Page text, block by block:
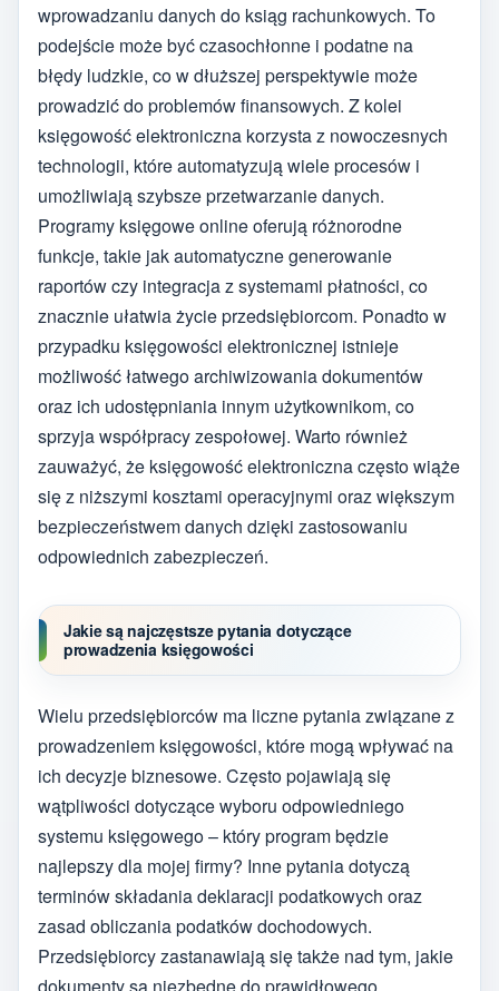
wprowadzaniu danych do ksiąg rachunkowych. To
podejście może być czasochłonne i podatne na
błędy ludzkie, co w dłuższej perspektywie może
prowadzić do problemów finansowych. Z kolei
księgowość elektroniczna korzysta z nowoczesnych
technologii, które automatyzują wiele procesów i
umożliwiają szybsze przetwarzanie danych.
Programy księgowe online oferują różnorodne
funkcje, takie jak automatyczne generowanie
raportów czy integracja z systemami płatności, co
znacznie ułatwia życie przedsiębiorcom. Ponadto w
przypadku księgowości elektronicznej istnieje
możliwość łatwego archiwizowania dokumentów
oraz ich udostępniania innym użytkownikom, co
sprzyja współpracy zespołowej. Warto również
zauważyć, że księgowość elektroniczna często wiąże
się z niższymi kosztami operacyjnymi oraz większym
bezpieczeństwem danych dzięki zastosowaniu
odpowiednich zabezpieczeń.
Jakie są najczęstsze pytania dotyczące
prowadzenia księgowości
Wielu przedsiębiorców ma liczne pytania związane z
prowadzeniem księgowości, które mogą wpływać na
ich decyzje biznesowe. Często pojawiają się
wątpliwości dotyczące wyboru odpowiedniego
systemu księgowego – który program będzie
najlepszy dla mojej firmy? Inne pytania dotyczą
terminów składania deklaracji podatkowych oraz
zasad obliczania podatków dochodowych.
Przedsiębiorcy zastanawiają się także nad tym, jakie
dokumenty są niezbędne do prawidłowego